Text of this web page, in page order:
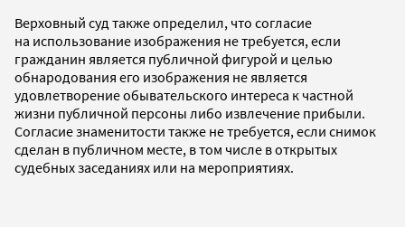
Верховный суд также определил, что согласие
на использование изображения не требуется, если
гражданин является публичной фигурой и целью
обнародования его изображения не является
удовлетворение обывательского интереса к частной
жизни публичной персоны либо извлечение прибыли.
Согласие знаменитости также не требуется, если снимок
сделан в публичном месте, в том числе в открытых
судебных заседаниях или на мероприятиях.